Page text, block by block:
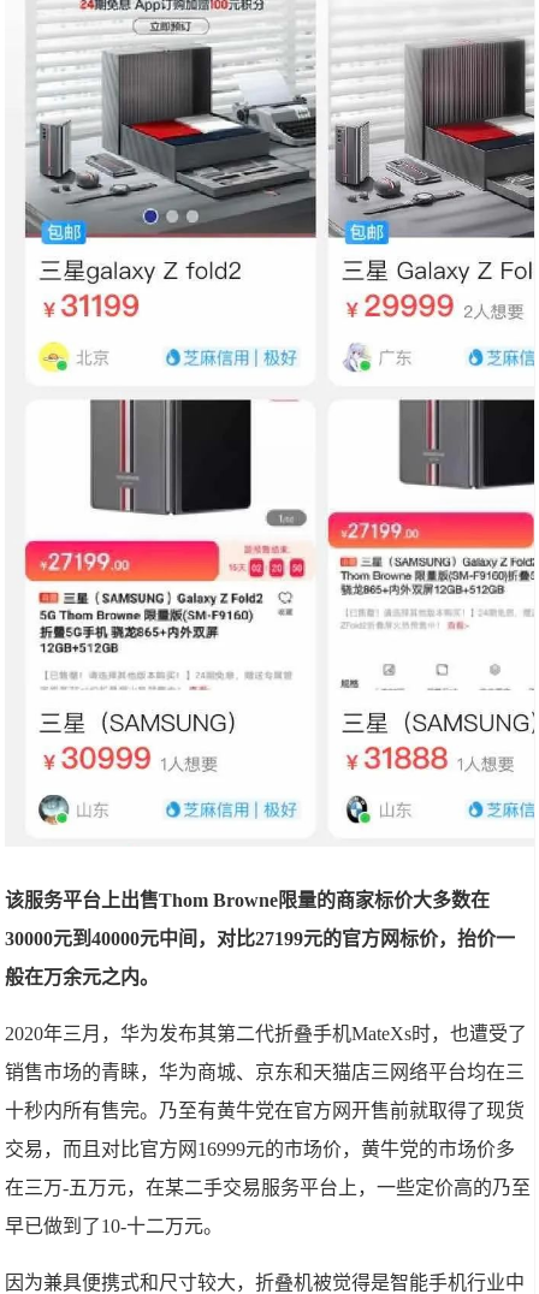
该服务平台上出售Thom Browne限量的商家标价大多数在
30000元到40000元中间，对比27199元的官方网标价，抬价一
般在万余元之内。
2020年三月，华为发布其第二代折叠手机MateXs时，也遭受了
销售市场的青睐，华为商城、京东和天猫店三网络平台均在三
十秒内所有售完。乃至有黄牛党在官方网开售前就取得了现货
交易，而且对比官方网16999元的市场价，黄牛党的市场价多
在三万-五万元，在某二手交易服务平台上，一些定价高的乃至
早已做到了10-十二万元。
因为兼具便携式和尺寸较大，折叠机被觉得是智能手机行业中